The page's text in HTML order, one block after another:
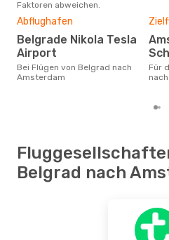
Faktoren abweichen.
Abflughafen
Belgrade Nikola Tesla
Airport
Bei Flügen von Belgrad nach
Amsterdam
Amsterdam Airport
Für die Strecke von Belgrad
Belgrad nach